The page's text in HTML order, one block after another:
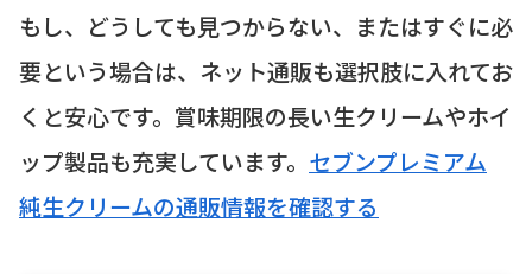
もし、どうしても見つからない、またはすぐに必
要という場合は、ネット通販も選択肢に入れてお
くと安心です。賞味期限の長い生クリームやホイ
ップ製品も充実しています。 セブンプレミアム
純生クリームの通販情報を確認する